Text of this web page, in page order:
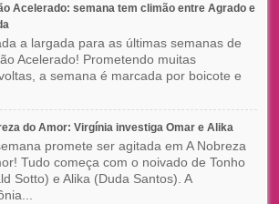
Acelerado: semana tem climão entre Agrado e
a largada para as últimas semanas de
Acelerado! Prometendo muitas
a semana é marcada por boicote e
do Amor: Virgínia investiga Omar e Alika
promete ser agitada em A Nobreza
Tudo começa com o noivado de Tonho
Sotto) e Alika (Duda Santos). A